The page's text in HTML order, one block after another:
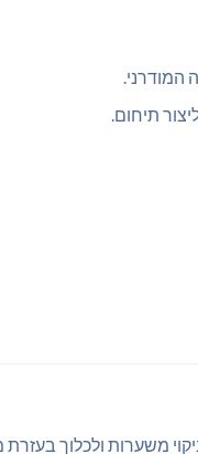
המודרני.
תיחום.
משערות ולכלוך